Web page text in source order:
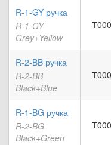
R-1-GY ручка
R-1-GY
Grey+Yellow
R-2-BB ручка
R-2-BB
Black+Blue
R-1-BG ручка
R-2-BG
Black+Green